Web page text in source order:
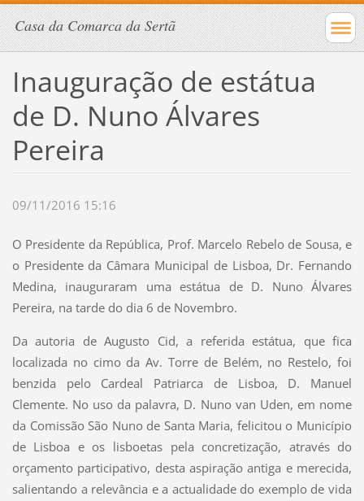
Casa da Comarca da Sertã
Inauguração de estátua
de D. Nuno Álvares
Pereira
09/11/2016 15:16
O Presidente da República, Prof. Marcelo Rebelo de Sousa, e
o Presidente da Câmara Municipal de Lisboa, Dr. Fernando
Medina, inauguraram uma estátua de D. Nuno Álvares
Pereira, na tarde do dia 6 de Novembro.
Da autoria de Augusto Cid, a referida estátua, que fica
localizada no cimo da Av. Torre de Belém, no Restelo, foi
benzida pelo Cardeal Patriarca de Lisboa, D. Manuel
Clemente. No uso da palavra, D. Nuno van Uden, em nome
da Comissão São Nuno de Santa Maria, felicitou o Município
de Lisboa e os lisboetas pela concretização, através do
orçamento participativo, desta aspiração antiga e merecida,
salientando a relevância e a actualidade do exemplo de vida